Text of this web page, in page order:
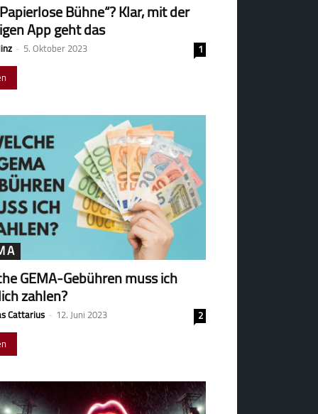
Bühne“? Klar, mit der
App geht das
- 5. Oktober 2023
1
GEMA-Gebühren muss ich
zahlen?
Cattarius - 12. Juni 2023
2